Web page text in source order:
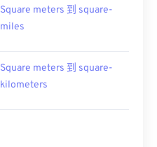
Square meters 到 square-
miles
Square meters 到 square-
kilometers